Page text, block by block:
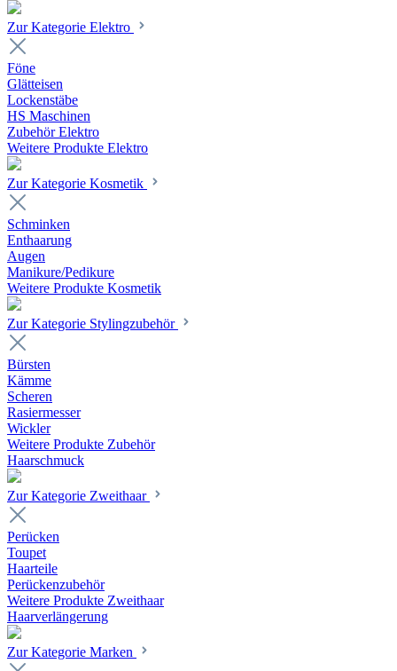
Zur Kategorie Elektro
Föne
Glätteisen
Lockenstäbe
HS Maschinen
Zubehör Elektro
Weitere Produkte Elektro
Zur Kategorie Kosmetik
Schminken
Enthaarung
Augen
Manikure/Pedikure
Weitere Produkte Kosmetik
Zur Kategorie Stylingzubehör
Bürsten
Kämme
Scheren
Rasiermesser
Wickler
Weitere Produkte Zubehör
Haarschmuck
Zur Kategorie Zweithaar
Perücken
Toupet
Haarteile
Perückenzubehör
Weitere Produkte Zweithaar
Haarverlängerung
Zur Kategorie Marken